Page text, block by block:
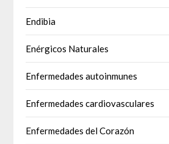
Endibia
Enérgicos Naturales
Enfermedades autoinmunes
Enfermedades cardiovasculares
Enfermedades del Corazón